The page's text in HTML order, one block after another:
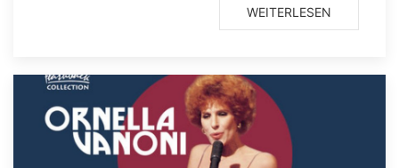
WEITERLESEN